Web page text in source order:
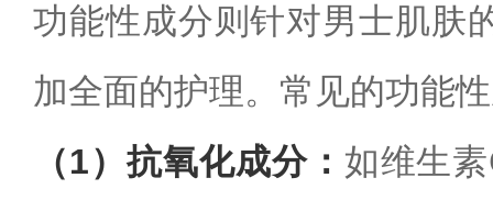
功能性成分则针对男士肌肤
加全面的护理。常见的功能
（1）抗氧化成分： 如维生